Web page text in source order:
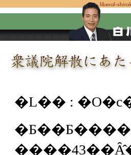
�L�� :
�Ƃ��Ƃ����܂����ˁB��43��O�c�@���I���Ƃ����Ă���̂ł����A�ǂ����琔